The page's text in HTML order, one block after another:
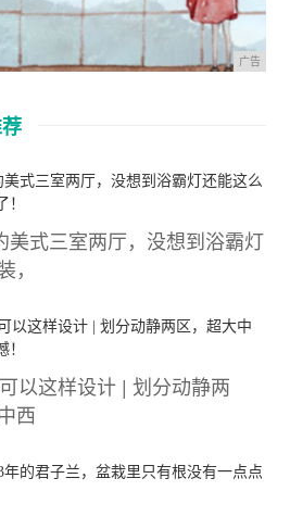
广告
美式三室两厅，没想到浴霸灯
，
以这样设计 | 划分动静两
西